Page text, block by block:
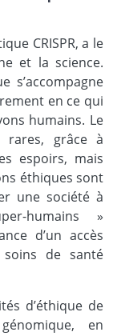
CRISPR, a le
et la science.
s’accompagne
en ce qui
humains. Le
rares, grâce à
espoirs, mais
éthiques sont
une société à
humains »
d’un accès
de santé
d’éthique de
en